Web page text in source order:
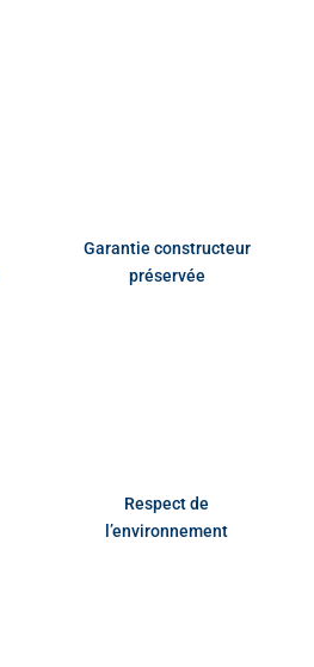
Garantie constructeur
préservée
Respect de
l’environnement